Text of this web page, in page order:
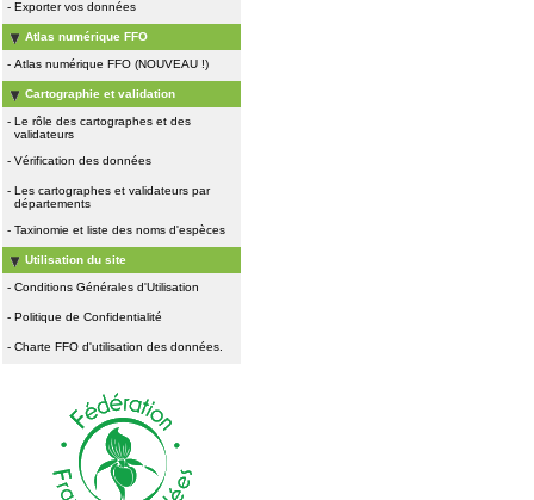
- Exporter vos données
Atlas numérique FFO
- Atlas numérique FFO (NOUVEAU !)
Cartographie et validation
- Le rôle des cartographes et des
validateurs
- Vérification des données
- Les cartographes et validateurs par
départements
- Taxinomie et liste des noms d'espèces
Utilisation du site
- Conditions Générales d'Utilisation
- Politique de Confidentialité
- Charte FFO d'utilisation des données.